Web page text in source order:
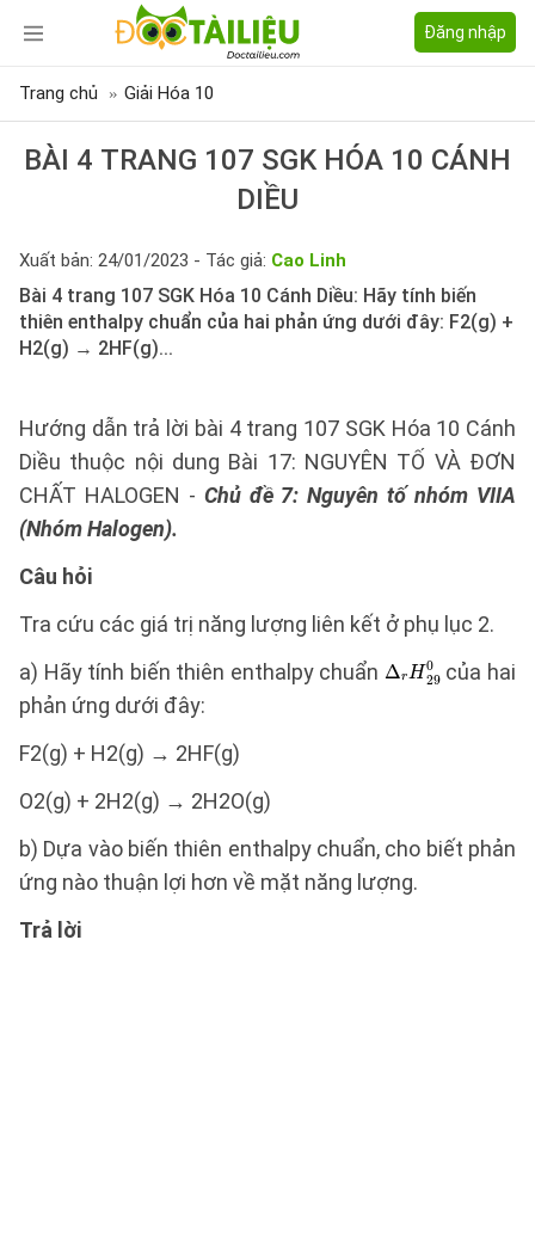
Đăng nhập
Trang chủ Giải Hóa 10
BÀI 4 TRANG 107 SGK HÓA 10 CÁNH
DIỀU
Xuất bản: 24/01/2023 - Tác giả: Cao Linh
Bài 4 trang 107 SGK Hóa 10 Cánh Diều: Hãy tính biến
thiên enthalpy chuẩn của hai phản ứng dưới đây: F2(g) +
H2(g) → 2HF(g)...
Hướng dẫn trả lời bài 4 trang 107 SGK Hóa 10 Cánh
Diều thuộc nội dung Bài 17: NGUYÊN TỐ VÀ ĐƠN
CHẤT HALOGEN - Chủ đề 7: Nguyên tố nhóm VIIA
(Nhóm Halogen).
Câu hỏi
Tra cứu các giá trị năng lượng liên kết ở phụ lục 2.
a) Hãy tính biến thiên enthalpy chuẩn
của hai
phản ứng dưới đây:
F2(g) + H2(g) → 2HF(g)
O2(g) + 2H2(g) → 2H2O(g)
b) Dựa vào biến thiên enthalpy chuẩn, cho biết phản
ứng nào thuận lợi hơn về mặt năng lượng.
Trả lời